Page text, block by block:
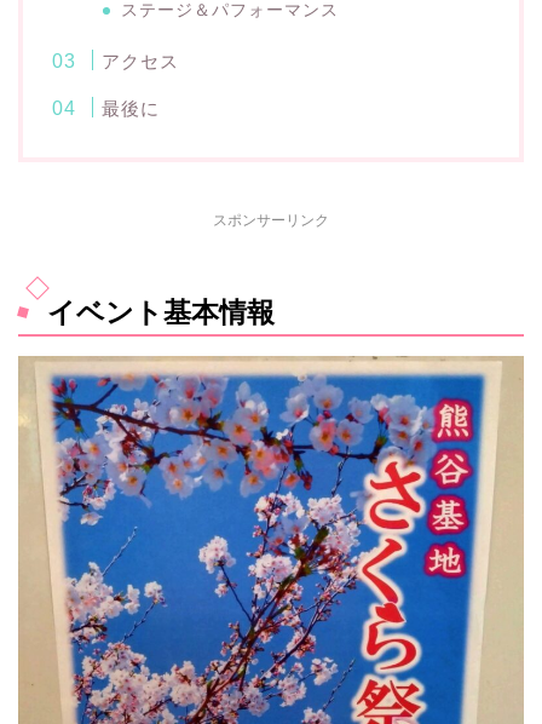
ステージ＆パフォーマンス
アクセス
最後に
スポンサーリンク
イベント基本情報